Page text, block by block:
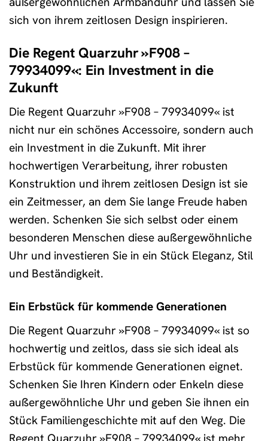
sich von ihrem zeitlosen Design inspirieren.
Die Regent Quarzuhr »F908 –
79934099«: Ein Investment in die
Zukunft
Die Regent Quarzuhr »F908 – 79934099« ist
nicht nur ein schönes Accessoire, sondern auch
ein Investment in die Zukunft. Mit ihrer
hochwertigen Verarbeitung, ihrer robusten
Konstruktion und ihrem zeitlosen Design ist sie
ein Zeitmesser, an dem Sie lange Freude haben
werden. Schenken Sie sich selbst oder einem
besonderen Menschen diese außergewöhnliche
Uhr und investieren Sie in ein Stück Eleganz, Stil
und Beständigkeit.
Ein Erbstück für kommende Generationen
Die Regent Quarzuhr »F908 – 79934099« ist so
hochwertig und zeitlos, dass sie sich ideal als
Erbstück für kommende Generationen eignet.
Schenken Sie Ihren Kindern oder Enkeln diese
außergewöhnliche Uhr und geben Sie ihnen ein
Stück Familiengeschichte mit auf den Weg. Die